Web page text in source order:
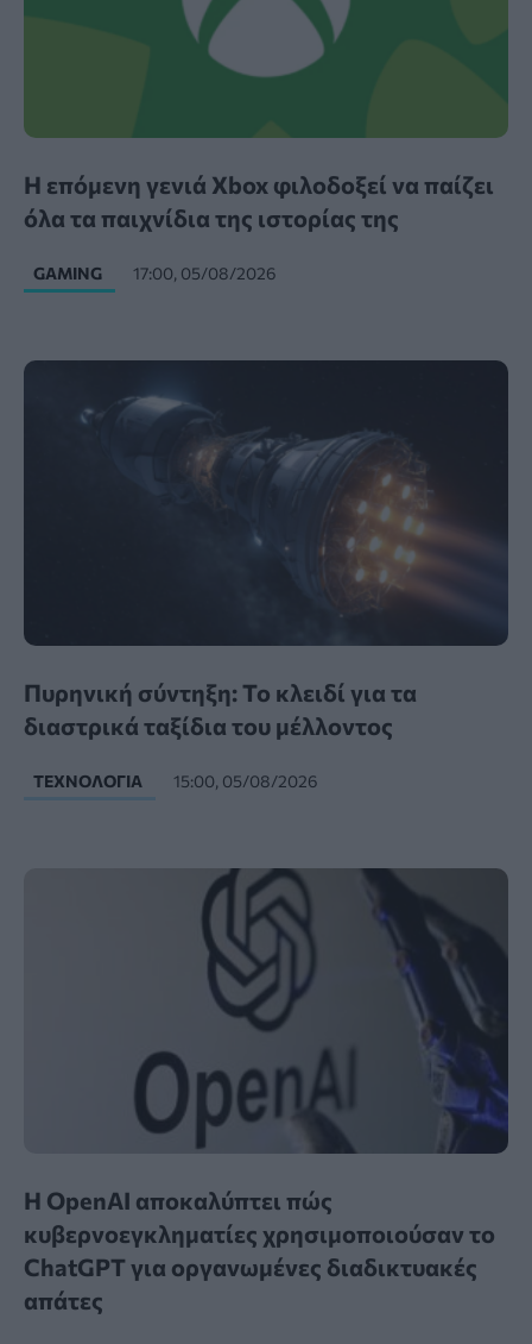
Η επόμενη γενιά Xbox φιλοδοξεί να παίζει
όλα τα παιχνίδια της ιστορίας της
GAMING 17:00, 05/08/2026
Πυρηνική σύντηξη: Το κλειδί για τα
διαστρικά ταξίδια του μέλλοντος
ΤΕΧΝΟΛΟΓΊΑ 15:00, 05/08/2026
Η OpenAI αποκαλύπτει πώς
κυβερνοεγκληματίες χρησιμοποιούσαν το
ChatGPT για οργανωμένες διαδικτυακές
απάτες